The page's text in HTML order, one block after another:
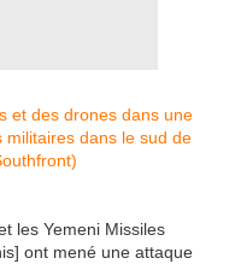
les Yemeni Missiles
ont mené une attaque